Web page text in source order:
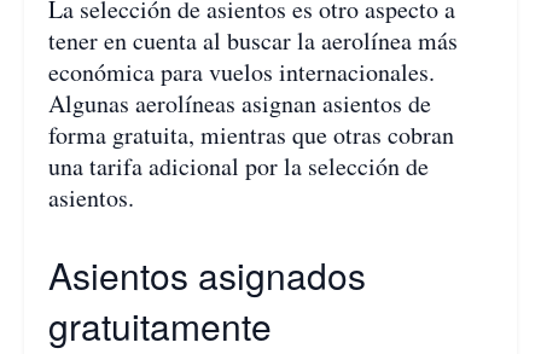
La selección de asientos es otro aspecto a
tener en cuenta al buscar la aerolínea más
económica para vuelos internacionales.
Algunas aerolíneas asignan asientos de
forma gratuita, mientras que otras cobran
una tarifa adicional por la selección de
asientos.
Asientos asignados
gratuitamente